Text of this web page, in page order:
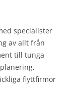
specialister
av allt från
till tunga
flyttfirmor